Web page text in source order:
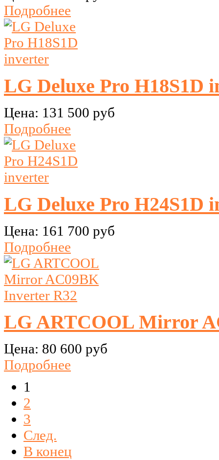
Подробнее
LG Deluxe Pro H18S1D
Цена: 131 500 руб
Подробнее
LG Deluxe Pro H24S1D
Цена: 161 700 руб
Подробнее
LG ARTCOOL Mirror
Цена: 80 600 руб
Подробнее
1
2
3
След.
В конец